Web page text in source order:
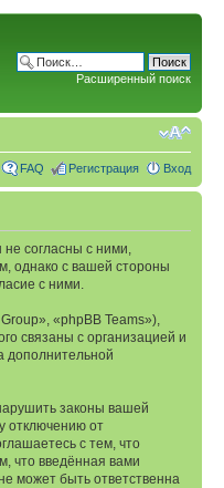
Расширенный поиск
FAQ Регистрация Вход
согласны с ними,
однако с вашей стороны
с ними.
«phpBB Teams»),
связаны с организацией и
дополнительной
законы вашей
отключению от
с тем, что
что введённая вами
может быть ответственна